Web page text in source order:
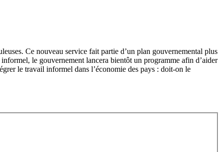
Ce nouveau service fait partie d’un plan gouvernemental plus
le gouvernement lancera bientôt un programme afin d’aider
le travail informel dans l’économie des pays : doit-on le